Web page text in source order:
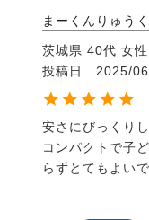
まーくんりゅう
茨城県 40代 女性
投稿日
2025/
安さにびっくり
コンパクトで子
らずとてもよいで